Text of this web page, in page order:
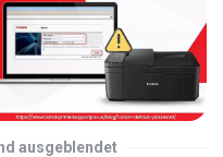
ausgeblendet